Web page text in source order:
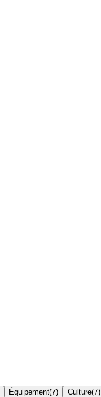
Équipement(7) Culture(7)